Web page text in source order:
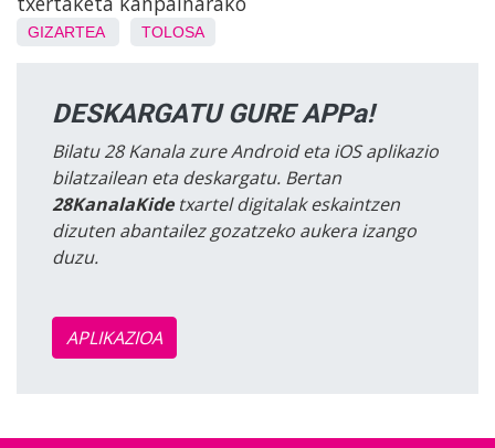
GIZARTEA TOLOSA
DESKARGATU GURE APPa!
Bilatu 28 Kanala zure Android eta iOS aplikazio
bilatzailean eta deskargatu. Bertan
28KanalaKidetxartel digitalak eskaintzen
dizuten abantailez gozatzeko aukera izango
duzu.
APLIKAZIOA